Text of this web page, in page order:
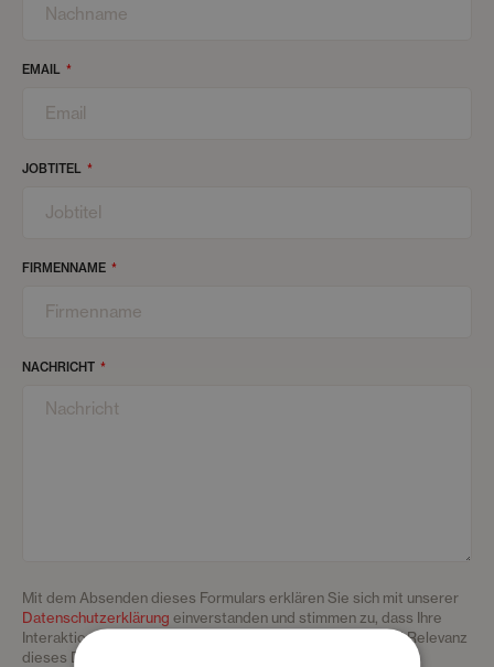
EMAIL
JOBTITEL
FIRMENNAME
NACHRICHT
Mit dem Absenden dieses Formulars erklären Sie sich mit unserer
Datenschutzerklärung einverstanden und stimmen zu, dass Ihre
Interaktionsdaten verwendet werden, um die Qualität und Relevanz
dieses Dienstes zu verbessern.